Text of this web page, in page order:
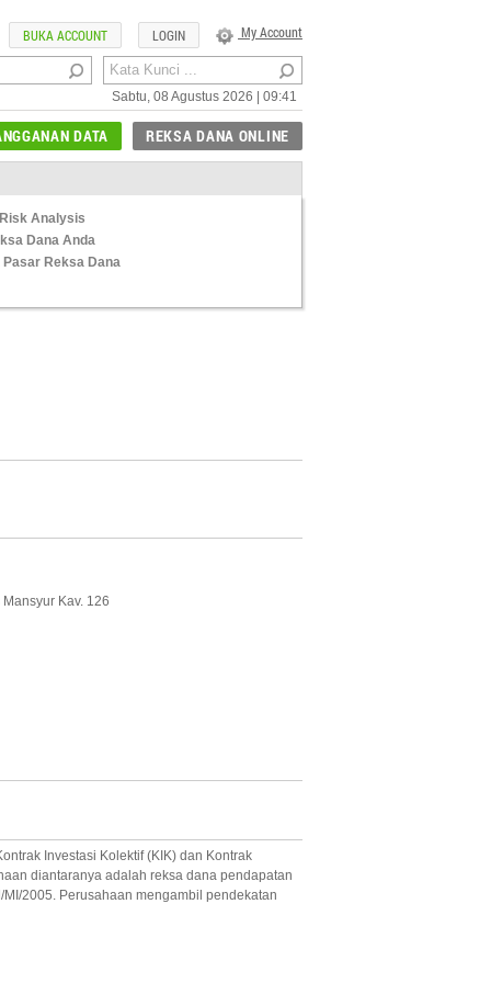
Sabtu, 08 Agustus 2026 | 09:41
My Account
LOGIN
BUKA ACCOUNT
REKSA DANA ONLINE
DATA
Analysis
Dana Anda
Pasar Reksa Dana
Kav. 126
Investasi Kolektif (KIK) dan Kontrak
diantaranya adalah reksa dana pendapatan
2005. Perusahaan mengambil pendekatan